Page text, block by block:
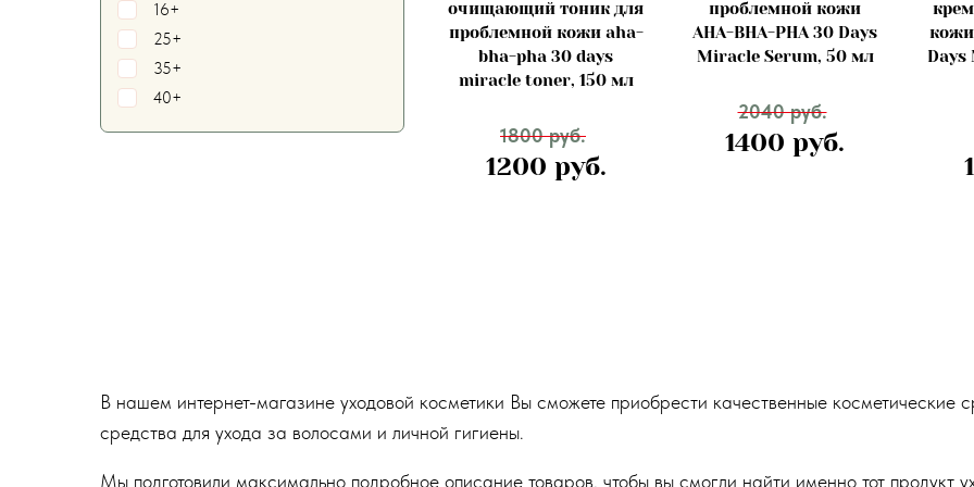
16+
25+
35+
40+
очищающий тоник для
проблемной кожи aha-
bha-pha 30 days
miracle toner, 150 мл
1800 руб.
1200 руб.
проблемной кожи
AHA-BHA-PHA 30 Days
Miracle Serum, 50 мл
2040 руб.
1400 руб.
кожи
Days
В нашем интернет-магазине уходовой косметики Вы сможете приобрести качественные косметические
средства для ухода за волосами и личной гигиены.
Мы подготовили максимально подробное описание товаров, чтобы вы смогли найти именно тот продукт